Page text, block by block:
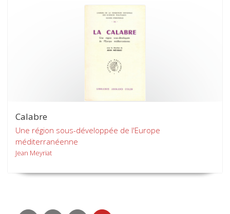
Calabre
Une région sous-développée de l'Europe
méditerranéenne
Jean Meyriat